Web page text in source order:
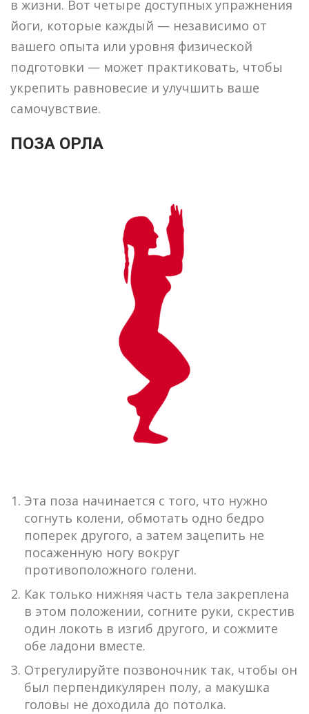
в жизни. Вот четыре доступных упражнения
йоги, которые каждый — независимо от
вашего опыта или уровня физической
подготовки — может практиковать, чтобы
укрепить равновесие и улучшить ваше
самочувствие.
ПОЗА ОРЛА
Эта поза начинается с того, что нужно
согнуть колени, обмотать одно бедро
поперек другого, а затем зацепить не
посаженную ногу вокруг
противоположного голени.
Как только нижняя часть тела закреплена
в этом положении, согните руки, скрестив
один локоть в изгиб другого, и сожмите
обе ладони вместе.
Отрегулируйте позвоночник так, чтобы он
был перпендикулярен полу, а макушка
головы не доходила до потолка.